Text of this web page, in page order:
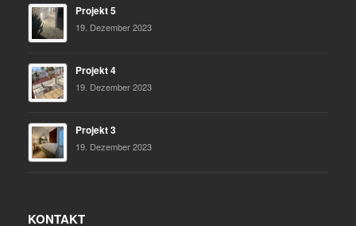
Projekt 5
19. Dezember 2023
Projekt 4
19. Dezember 2023
Projekt 3
19. Dezember 2023
KONTAKT